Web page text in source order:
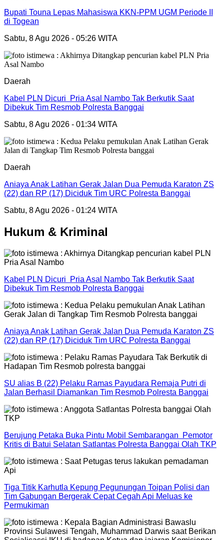
Bupati Touna Lepas Mahasiswa KKN-PPM UGM Periode II
di Togean
Sabtu, 8 Agu 2026 - 05:26 WITA
Daerah
Kabel PLN Dicuri Pria Asal Nambo Tak Berkutik Saat
Dibekuk Tim Resmob Polresta Banggai
Sabtu, 8 Agu 2026 - 01:34 WITA
Daerah
Aniaya Anak Latihan Gerak Jalan Dua Pemuda Karaton ZS
(22) dan RP (17) Diciduk Tim URC Polresta Banggai
Sabtu, 8 Agu 2026 - 01:24 WITA
Hukum & Kriminal
Kabel PLN Dicuri Pria Asal Nambo Tak Berkutik Saat
Dibekuk Tim Resmob Polresta Banggai
Aniaya Anak Latihan Gerak Jalan Dua Pemuda Karaton ZS
(22) dan RP (17) Diciduk Tim URC Polresta Banggai
SU alias B (22) Pelaku Ramas Payudara Remaja Putri di
Jalan Berhasil Diamankan Tim Resmob Polresta Banggai
Berujung Petaka Buka Pintu Mobil Sembarangan Pemotor
Kritis di Batui Selatan Satlantas Polresta Banggai Olah TKP
Tiga Titik Karhutla Kepung Pegunungan Toipan Polisi dan
Tim Gabungan Bergerak Cepat Cegah Api Meluas ke
Permukiman